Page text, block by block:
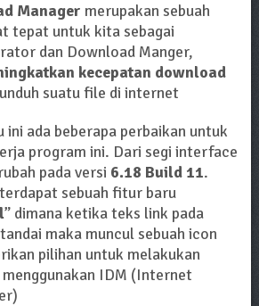
Manager merupakan sebuah
tepat untuk kita sebagai
dan Download Manger,
kecepatan download
suatu file di internet
ini ada beberapa perbaikan untuk
program ini. Dari segi interface
pada versi 6.18 Build 11.
sebuah fitur baru
” dimana ketika teks link pada
maka muncul sebuah icon
pilihan untuk melakukan
IDM (Internet